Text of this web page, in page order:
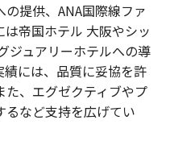
提供、ANA国際線ファ
帝国ホテル 大阪やシッ
ジュアリーホテルへの導
には、品質に妥協を許
た、エグゼクティブやプ
るなど支持を広げてい